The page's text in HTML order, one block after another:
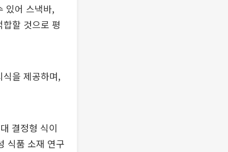
있어 스낵바,
할 것으로 평
식을 제공하며,
결정형 식이
식품 소재 연구